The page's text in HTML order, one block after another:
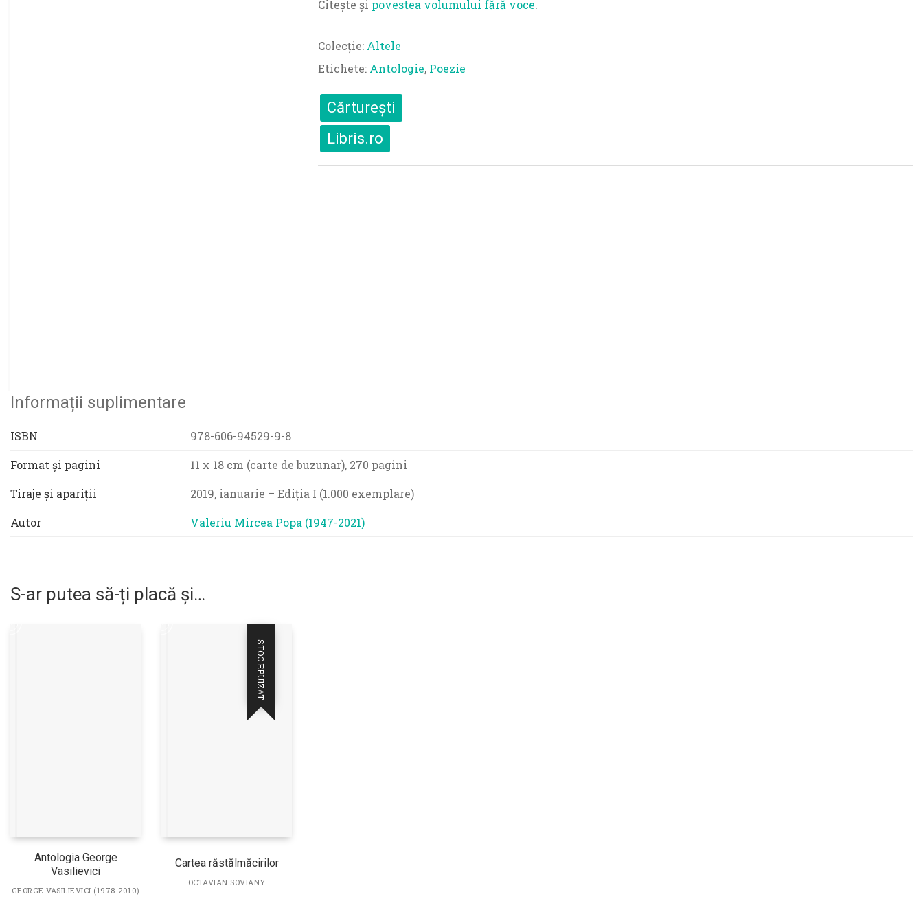
Citește și povestea volumului fără voce.
Colecție: Altele
Etichete: Antologie, Poezie
Cărturești
Libris.ro
Informații suplimentare
ISBN
978-606-94529-9-8
Format și pagini
11 x 18 cm (carte de buzunar), 270 pagini
Tiraje și apariții
2019, ianuarie – Ediția I (1.000 exemplare)
Autor
Valeriu Mircea Popa (1947-2021)
S-ar putea să-ți placă și…
Antologia George
Vasilievici
GEORGE VASILIEVICI (1978-2010)
STOC EPUIZAT
Cartea răstălmăcirilor
OCTAVIAN SOVIANY